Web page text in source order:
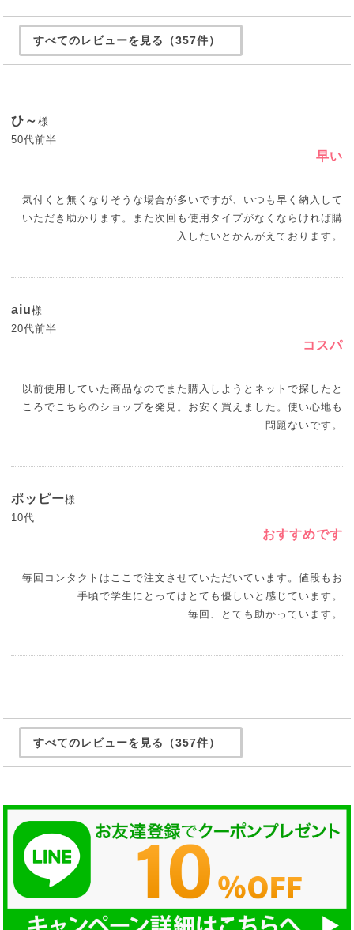
すべてのレビューを見る（357件）
ひ～様
50代前半
早い
気付くと無くなりそうな場合が多いですが、いつも早く納入して
いただき助かります。また次回も使用タイプがなくならければ購
入したいとかんがえております。
aiu様
20代前半
コスパ
以前使用していた商品なのでまた購入しようとネットで探したと
ころでこちらのショップを発見。お安く買えました。使い心地も
問題ないです。
ポッピー様
10代
おすすめです
毎回コンタクトはここで注文させていただいています。値段もお
手頃で学生にとってはとても優しいと感じています。
毎回、とても助かっています。
すべてのレビューを見る（357件）